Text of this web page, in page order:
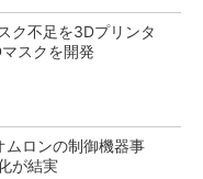
ク不足を3Dプリンタ
スクを開発
ムロンの制御機器事
が結実